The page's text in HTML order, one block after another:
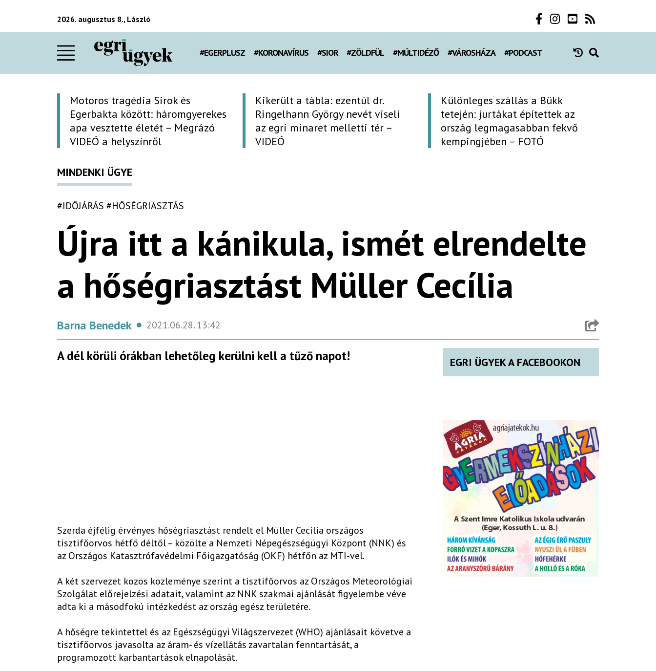
2026. augusztus 8., László
#EGERPLUSZ #KORONAVÍRUS #SIOR #ZÖLDFÜL #MÚLTIDÉZŐ #VÁROSHÁZA #PODCAST
Motoros tragédia Sirok és
Egerbakta között: háromgyerekes
apa vesztette életét – Megrázó
VIDEÓ a helyszínről
Kikerült a tábla: ezentúl dr.
Ringelhann György nevét viseli
az egri minaret melletti tér –
VIDEÓ
Különleges szállás a Bükk
tetején: jurtákat építettek az
ország legmagasabban fekvő
kempingjében – FOTÓ
MINDENKI ÜGYE
#IDŐJÁRÁS #HŐSÉGRIASZTÁS
Újra itt a kánikula, ismét elrendelte
a hőségriasztást Müller Cecília
Barna Benedek 2021.06.28.13:42
A dél körüli órákban lehetőleg kerülni kell a tűző napot!
Szerda éjfélig érvényes hőségriasztást rendelt el Müller Cecília országos
tisztifőorvos hétfő déltől – közölte a Nemzeti Népegészségügyi Központ (NNK) és
az Országos Katasztrófavédelmi Főigazgatóság (OKF) hétfőn az MTI-vel.
A két szervezet közös közleménye szerint a tisztifőorvos az Országos Meteorológiai
Szolgálat előrejelzési adatait, valamint az NNK szakmai ajánlását figyelembe véve
adta ki a másodfokú intézkedést az ország egész területére.
A hőségre tekintettel és az Egészségügyi Világszervezet (WHO) ajánlásait követve a
tisztifőorvos javasolta az áram- és vízellátás zavartalan fenntartását, a
programozott karbantartások elnapolását.
EGRI ÜGYEK A FACEBOOKON